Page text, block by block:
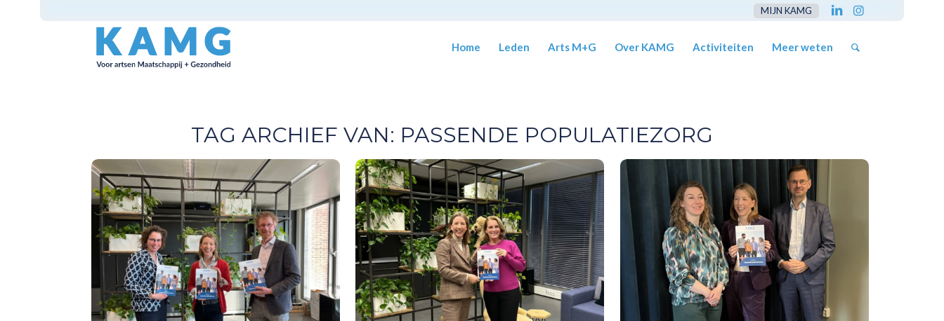
MIJN KAMG
Home Leden Arts M+G Over KAMG Activiteiten Meer weten
TAG ARCHIEF VAN: PASSENDE POPULATIEZORG